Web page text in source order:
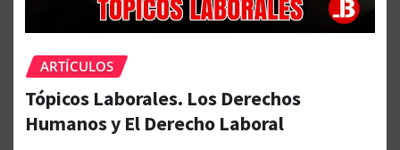
ARTÍCULOS
Tópicos Laborales. Los Derechos
Humanos y El Derecho Laboral